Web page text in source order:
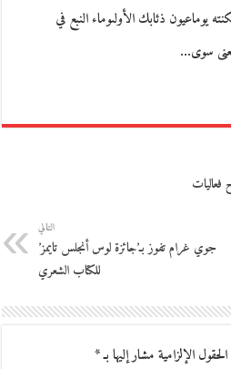
أسكنته يوماعيون ذئابك الأولىوماء النبع في
سوى…
فعاليات
التالي
جوي غرام تفوز بـ’جائزة لوس أنجلس تايمز’
للكتاب الشعري
الحقول الإلزامية مشار إليها بـ*